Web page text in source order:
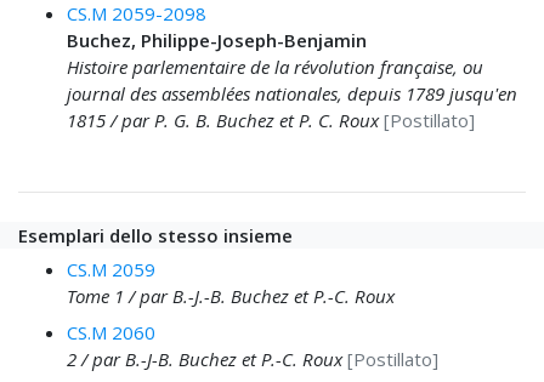
CS.M 2059-2098
Buchez, Philippe-Joseph-Benjamin
Histoire parlementaire de la révolution française, ou
journal des assemblées nationales, depuis 1789 jusqu'en
1815 / par P. G. B. Buchez et P. C. Roux [Postillato]
Esemplari dello stesso insieme
CS.M 2059
Tome 1 / par B.-J.-B. Buchez et P.-C. Roux
CS.M 2060
2 / par B.-J-B. Buchez et P.-C. Roux [Postillato]